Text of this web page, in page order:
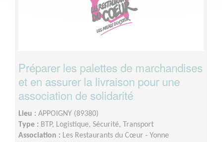
Préparer les palettes de marchandises
et en assurer la livraison pour une
association de solidarité
Lieu : APPOIGNY (89380)
Type : BTP, Logistique, Sécurité, Transport
Association : Les Restaurants du Cœur - Yonne